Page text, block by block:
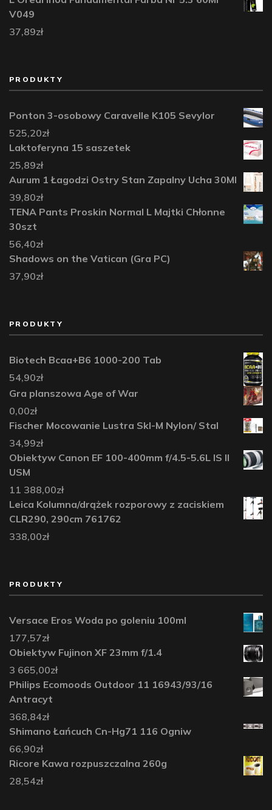
V049
37,89zł
PRODUKTY
Ponton 3-osobowy Caravelle K105 Sevylor
525,20zł
Laktoferyna 15 saszetek
25,89zł
Aurum 1 Łagodzi Ostry Stan Zapalny Ucha 30Ml
39,80zł
TENA Pants Proskin Normal L Majtki Chłonne
30szt
56,40zł
Shadows on the Vatican (Gra PC)
37,90zł
PRODUKTY
Biotech Bcaa+B6 1000-200 Tab
54,90zł
Gra planszowa Age of War
0,00zł
Fischer Mocowanie Lustra Skl-M Nylon/ Stal
34,99zł
Obiektyw Canon EF 100-400mm f/4.5-5.6L IS II
USM
11 388,00zł
Leica Kolumna/drążek rozporowy z zaciskiem
CLR290, 290cm 761762
338,00zł
PRODUKTY
Versace Eros Woda po goleniu 100ml
177,57zł
Obiektyw Fujinon XF 23mm f/1.4
3 665,00zł
Philips Ecomoods Outdoor 11 16943/93/16
Antracyt
368,84zł
Shimano Łańcuch Cn-Hg71 116 Ogniw
66,90zł
Ricore Kawa rozpuszczalna 260g
28,54zł